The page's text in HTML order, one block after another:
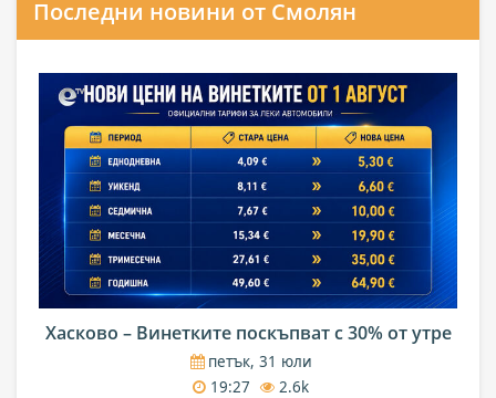
Последни новини от Смолян
Хасково – Винетките поскъпват с 30% от утре
петък, 31 юли
19:27
2.6k